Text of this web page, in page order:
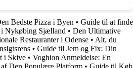
Bedste Pizza i Byen • Guide til at finde
Nykøbing Sjælland • Den Ultimative
Restauranter i Odense • Alt, du
• Guide til Jem og Fix: Din
i Skive • Voghion Anmeldelse: En
Den Populære Platform • Guide til Køb